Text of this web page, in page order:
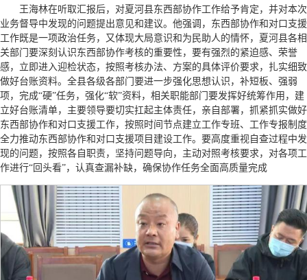
王海林在听取汇报后，对夏河县东西部协作工作给予肯定，并对本次
业务督导中发现的问题提出意见和建议。他强调，东西部协作和对口支援
工作既是一项政治任务，又体现大局意识和为民助人的情怀，夏河县各相
关部门要深刻认识东西部协作考核的重要性，要有强烈的紧迫感、荣誉
感，立即进入迎检状态，按照考核办法、方案的具体评价要求，扎实细致
做好台账资料。全县各级各部门要进一步强化思想认识，补短板、强弱
项，完成“硬”任务，强化“软”资料，相关职能部门要发挥好统筹作用，建
立好台账清单，主要领导要切实扛起主体责任，亲自部署，抓紧抓实做好
东西部协作和对口支援工作，按照时间节点建立工作专班、工作专报制度
全力推动东西部协作和对口支援项目建设工作。要高度重视自查过程中发
现的问题，按照各自职责，坚持问题导向，主动对照考核要求，对各项工
作进行“回头看”，认真查漏补缺，确保协作任务全面高质量完成